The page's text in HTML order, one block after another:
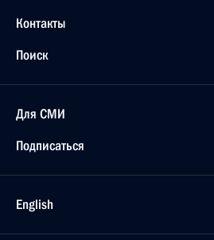
Контакты
Поиск
Для СМИ
Подписаться
English